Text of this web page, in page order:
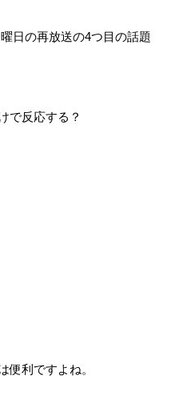
日の再放送の4つ目の話題
で反応する？
便利ですよね。